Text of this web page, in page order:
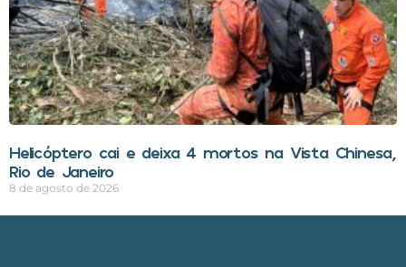
Helicóptero cai e deixa 4 mortos na Vista Chinesa,
Rio de Janeiro
8 de agosto de 2026